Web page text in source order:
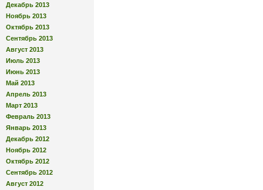
Декабрь 2013
Ноябрь 2013
Октябрь 2013
Сентябрь 2013
Август 2013
Июль 2013
Июнь 2013
Май 2013
Апрель 2013
Март 2013
Февраль 2013
Январь 2013
Декабрь 2012
Ноябрь 2012
Октябрь 2012
Сентябрь 2012
Август 2012